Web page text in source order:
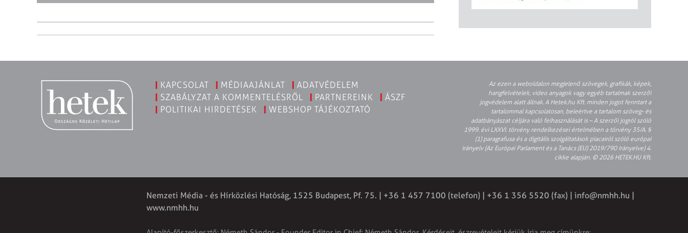
KAPCSOLAT MÉDIAAJÁNLAT
ADATVÉDELEM
SZABÁLYZAT A KOMMENTELÉSRŐL
PARTNEREINK
ÁSZF
POLITIKAI HIRDETÉSEK
WEBSHOP TÁJÉKOZTATÓ
Az ezen a weboldalon megjelenő szövegek, grafikák, képek,
hangfelvételek, video anyagok vagy egyéb tartalmak szerzői
jogvédelem alatt állnak. A Hetek.hu Kft. minden jogot fenntart a
tartalommal kapcsolatosan, beleértve a tartalom szöveg- és
adatbányászat céljára való felhasználását is – A szerzői jogról szóló
1999. évi LXXVI. törvény rendelkezései értelmében a törvény 35/A. §
(1) paragrafusa és a digitális szolgáltatások piacairól szóló európai
irányelv (Az Európai Parlament és a Tanács (EU) 2019/790 Irányelve) 4.
cikke alapján. © 2026 HETEK.HU Kft.
Nemzeti Média - és Hírközlési Hatóság, 1525 Budapest, Pf. 75. | +36 1 457 7100 (telefon) | +36 1 356 5520 (fax) | info@nmhh.hu
www.nmhh.hu